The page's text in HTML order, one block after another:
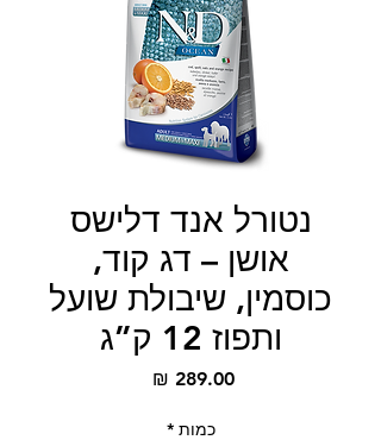
נטורל אנד דלישס
אושן – דג קוד,
כוסמין, שיבולת שועל
ותפוז 12 ק”ג
כמות *